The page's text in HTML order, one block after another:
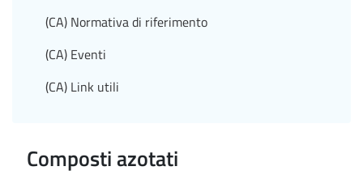
Composti azotati
(CA) Normativa di riferimento
(CA) Eventi
(CA) Link utili